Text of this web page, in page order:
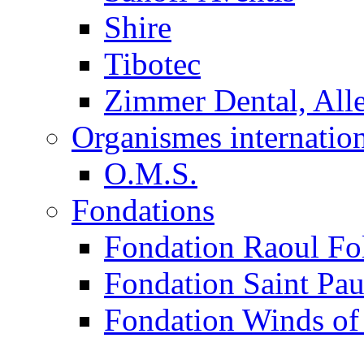
Shire
Tibotec
Zimmer Dental,
Organismes
O.M.S.
Fondations
Fondation Raoul
Fondation Saint
Fondation Winds